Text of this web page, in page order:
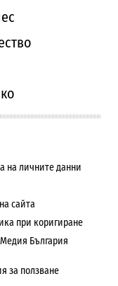
на личните данни
сайта
при коригиране
България
за ползване